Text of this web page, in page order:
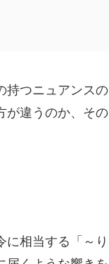
持つニュアンスの
が違うのか、その
に相当する「～り